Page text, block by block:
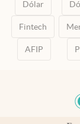
Dólar
Fintech
AFIP